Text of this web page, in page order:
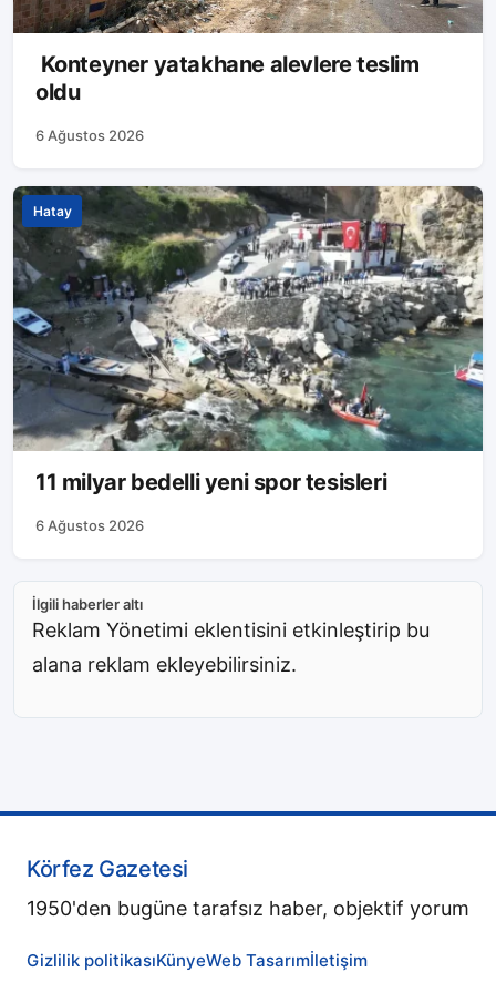
Konteyner yatakhane alevlere teslim
oldu
6 Ağustos 2026
Hatay
11 milyar bedelli yeni spor tesisleri
6 Ağustos 2026
İlgili haberler altı
Reklam Yönetimi eklentisini etkinleştirip bu
alana reklam ekleyebilirsiniz.
Körfez Gazetesi
1950'den bugüne tarafsız haber, objektif yorum
Gizlilik politikasıKünyeWeb Tasarımİletişim